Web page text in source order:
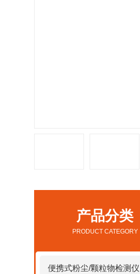
产品分类
PRODUCT CATEGORY
便携式粉尘/颗粒物检测仪